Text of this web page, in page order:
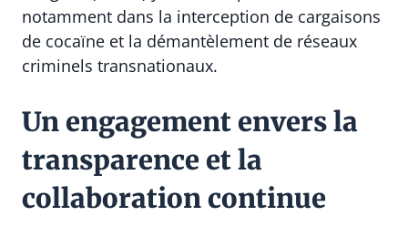
notamment dans la interception de cargaisons
de cocaïne et la démantèlement de réseaux
criminels transnationaux.
Un engagement envers la
transparence et la
collaboration continue